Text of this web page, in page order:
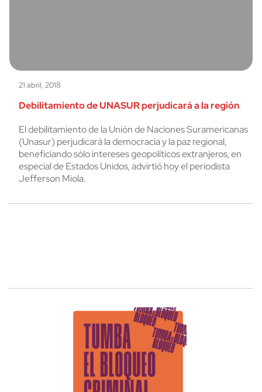
21 abril, 2018
Debilitamiento de UNASUR perjudicará a la región
El debilitamiento de la Unión de Naciones Suramericanas
(Unasur) perjudicará la democracia y la paz regional,
beneficiando sólo intereses geopolíticos extranjeros, en
especial de Estados Unidos, advirtió hoy el periodista
Jefferson Miola.